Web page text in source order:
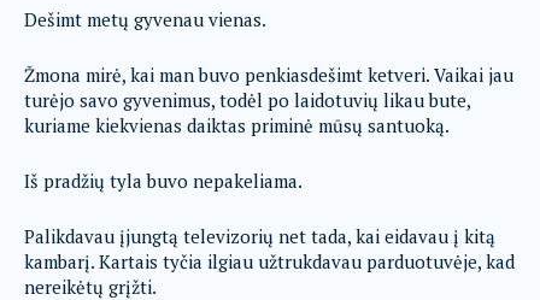
Dešimt metų gyvenau vienas.
Žmona mirė, kai man buvo penkiasdešimt ketveri. Vaikai jau
turėjo savo gyvenimus, todėl po laidotuvių likau bute,
kuriame kiekvienas daiktas priminė mūsų santuoką.
Iš pradžių tyla buvo nepakeliama.
Palikdavau įjungtą televizorių net tada, kai eidavau į kitą
kambarį. Kartais tyčia ilgiau užtrukdavau parduotuvėje, kad
nereikėtų grįžti.